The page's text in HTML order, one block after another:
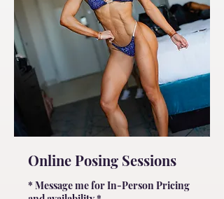
Online Posing Sessions
* Message me for In-Person Pricing